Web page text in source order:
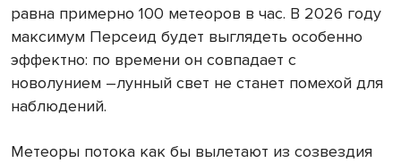
равна примерно 100 метеоров в час. В 2026 году
максимум Персеид будет выглядеть особенно
эффектно: по времени он совпадает с
новолунием –лунный свет не станет помехой для
наблюдений.
Метеоры потока как бы вылетают из созвездия